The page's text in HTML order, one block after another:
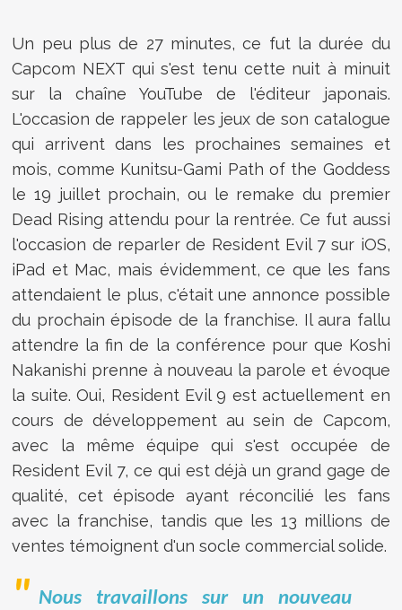
Un peu plus de 27 minutes, ce fut la durée du
Capcom NEXT qui s'est tenu cette nuit à minuit
sur la chaîne YouTube de l'éditeur japonais.
L'occasion de rappeler les jeux de son catalogue
qui arrivent dans les prochaines semaines et
mois, comme Kunitsu-Gami Path of the Goddess
le 19 juillet prochain, ou le remake du premier
Dead Rising attendu pour la rentrée. Ce fut aussi
l'occasion de reparler de Resident Evil 7 sur iOS,
iPad et Mac, mais évidemment, ce que les fans
attendaient le plus, c'était une annonce possible
du prochain épisode de la franchise. Il aura fallu
attendre la fin de la conférence pour que Koshi
Nakanishi prenne à nouveau la parole et évoque
la suite. Oui, Resident Evil 9 est actuellement en
cours de développement au sein de Capcom,
avec la même équipe qui s'est occupée de
Resident Evil 7, ce qui est déjà un grand gage de
qualité, cet épisode ayant réconcilié les fans
avec la franchise, tandis que les 13 millions de
ventes témoignent d'un socle commercial solide.
Nous travaillons sur un nouveau